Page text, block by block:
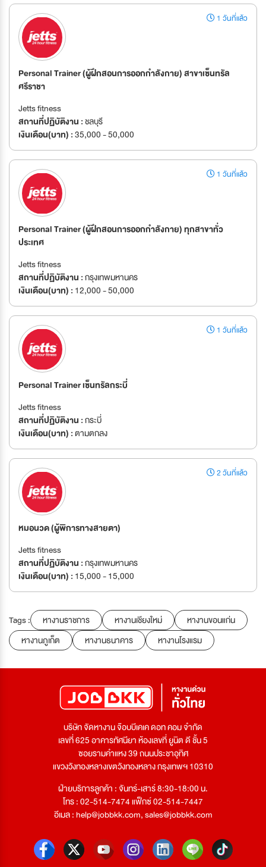
1 วันที่แล้ว
Personal Trainer (ผู้ฝึกสอนการออกกำลังกาย) สาขาเซ็นทรัล
ศรีราชา
Jetts fitness
สถานที่ปฏิบัติงาน :ชลบุรี
เงินเดือน(บาท) :35,000 - 50,000
1 วันที่แล้ว
Personal Trainer (ผู้ฝึกสอนการออกกำลังกาย) ทุกสาขาทั่ว
ประเทศ
Jetts fitness
สถานที่ปฏิบัติงาน :กรุงเทพมหานคร
เงินเดือน(บาท) : 12,000 - 50,000
1 วันที่แล้ว
Personal Trainer เซ็นทรัลกระบี่
Jetts fitness
สถานที่ปฏิบัติงาน :กระบี่
เงินเดือน(บาท) :ตามตกลง
2 วันที่แล้ว
หมอนวด (ผู้พิการทางสายตา)
Jetts fitness
สถานที่ปฏิบัติงาน :กรุงเทพมหานคร
เงินเดือน(บาท) : 15,000 - 15,000
Tags : หางานราชการ หางานเชียงใหม่
หางานขอนแก่น
หางานภูเก็ต
หางานธนาคาร หางานโรงแรม
บริษัท จัดหางาน จ๊อบบีเคเค ดอท คอม จำกัด
เลขที่ 625 อาคารทัศนียา ห้องเลขที่ ยูนิต ดี ชั้น 5
ซอยรามคำแหง 39 ถนนประชาอุทิศ
แขวงวังทองหลางเขตวังทองหลาง กรุงเทพฯ 10310
ฝ่ายบริการลูกค้า : จันทร์-เสาร์ 8:30-18:00 น.
โทร : 02-514-7474 แฟ็กซ์ 02-514-7447
อีเมล :help@jobbkk.com,sales@jobbkk.com